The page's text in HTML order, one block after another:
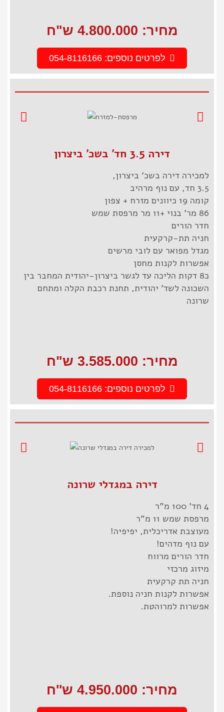
מחיר: 4.800.000 ש"ח
לפרטים נוספים: 054-8116166
דירה 3.5 חד' בשכ' ביצרון
למכירה דירה בשכ' ביצרון,
3.5 חד, עם נוף מרהיב
קומה 19 כיוונים מזרח + צפון
86 מר' בנוי +11 מר מרפסת שמש
חדר הורים
חניה תת-קרקעית
מגדל מפואר עם לובי מרשים
אפשרות לקנות מחסן
כ8 דקות הליכה עד לגשר ביצרון-יהודית המחבר בין
השכונה לשד' יהודית, תחנת רכבת הקלה ומתחם
שרונה
מחיר: 3.585.000‎ ש"ח
לפרטים נוספים: 054-8116166
דירה במגדלי שרונה
4 חד' 100 מ"ר
מרפסת שמש 11 מ"ר
מעוצבת אדריכלית, יפיפיה!
עם נוף מדהים!
חדר הורים מרווח
מיזוג מרכזי
חניה תת קרקעית
אפשרות לקנות חניה נוספת.
אפשרות למרוהטת.
מחיר: 4.950.000 ש''ח